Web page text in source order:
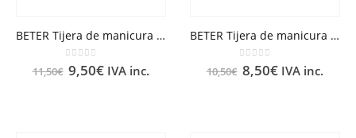
BETER Tijera de manicura para pieles cromada
0out of 5
11,50€ 9,50€ IVA inc.
BETER Tijera de manicura para uñas cromada
0out of 5
10,50€ 8,50€ IVA inc.